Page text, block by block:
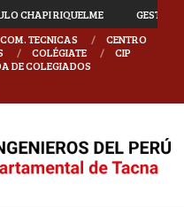
RIQUELME
GESTIÓN
COM. TECNICAS
CENTRO
COLÉGIATE
CIP
DE COLEGIADOS